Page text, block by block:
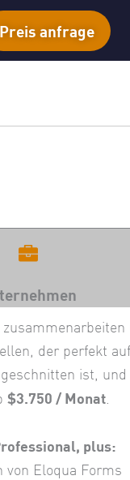
Preis anfrage
der perfekt
ist,
$3.750 / Monat.
plus:
von Eloqua Forms